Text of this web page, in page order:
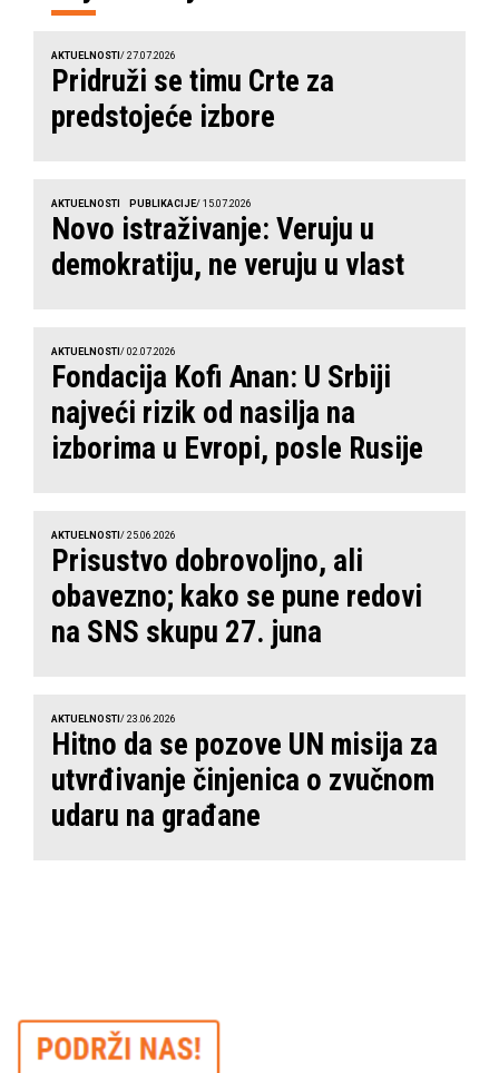
AKTUELNOSTI / 27.07.2026
Pridruži se timu Crte za
predstojeće izbore
AKTUELNOSTI PUBLIKACIJE/ 15.07.2026
Novo istraživanje: Veruju u
demokratiju, ne veruju u vlast
AKTUELNOSTI / 02.07.2026
Fondacija Kofi Anan: U Srbiji
najveći rizik od nasilja na
izborima u Evropi, posle Rusije
AKTUELNOSTI / 25.06.2026
Prisustvo dobrovoljno, ali
obavezno; kako se pune redovi
na SNS skupu 27. juna
AKTUELNOSTI / 23.06.2026
Hitno da se pozove UN misija za
utvrđivanje činjenica o zvučnom
udaru na građane